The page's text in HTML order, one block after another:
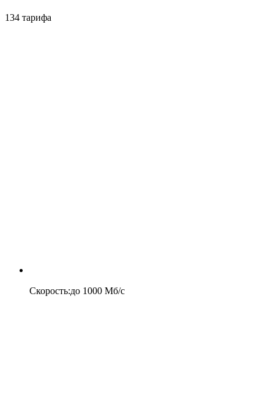
134 тарифа
Скорость:до 1000 Мб/c